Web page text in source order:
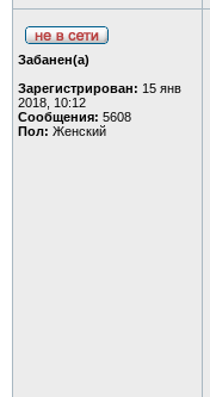
Забанен(а)
Зарегистрирован: 15 янв
2018, 10:12
Сообщения: 5608
Пол: Женский